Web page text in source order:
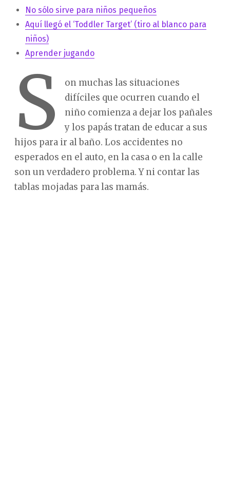
No sólo sirve para niños pequeños
Aquí llegó el ‘Toddler Target’ (tiro al blanco para
niños)
Aprender jugando
S
on muchas las situaciones
difíciles que ocurren cuando el
niño comienza a dejar los pañales
y los papás tratan de educar a sus
hijos para ir al baño. Los accidentes no
esperados en el auto, en la casa o en la calle
son un verdadero problema. Y ni contar las
tablas mojadas para las mamás.